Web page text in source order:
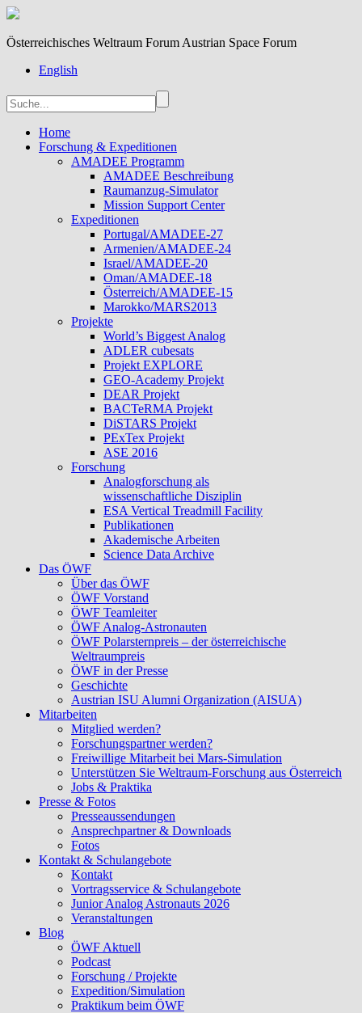
Österreichisches Weltraum Forum Austrian Space Forum
English
Home
Forschung & Expeditionen
AMADEE Programm
AMADEE Beschreibung
Raumanzug-Simulator
Mission Support Center
Expeditionen
Portugal/AMADEE-27
Armenien/AMADEE-24
Israel/AMADEE-20
Oman/AMADEE-18
Österreich/AMADEE-15
Marokko/MARS2013
Projekte
World’s Biggest Analog
ADLER cubesats
Projekt EXPLORE
GEO-Academy Projekt
DEAR Projekt
BACTeRMA Projekt
DiSTARS Projekt
PExTex Projekt
ASE 2016
Forschung
Analogforschung als
wissenschaftliche Disziplin
ESA Vertical Treadmill Facility
Publikationen
Akademische Arbeiten
Science Data Archive
Das ÖWF
Über das ÖWF
ÖWF Vorstand
ÖWF Teamleiter
ÖWF Analog-Astronauten
ÖWF Polarsternpreis – der österreichische
Weltraumpreis
ÖWF in der Presse
Geschichte
Austrian ISU Alumni Organization (AISUA)
Mitarbeiten
Mitglied werden?
Forschungspartner werden?
Freiwillige Mitarbeit bei Mars-Simulation
Unterstützen Sie Weltraum-Forschung aus Österreich
Jobs & Praktika
Presse & Fotos
Presseaussendungen
Ansprechpartner & Downloads
Fotos
Kontakt & Schulangebote
Kontakt
Vortragsservice & Schulangebote
Junior Analog Astronauts 2026
Veranstaltungen
Blog
ÖWF Aktuell
Podcast
Forschung / Projekte
Expedition/Simulation
Praktikum beim ÖWF